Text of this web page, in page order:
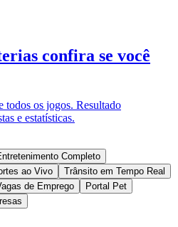
confira se você
os jogos. Resultado
e estatísticas.
Completo
ao Vivo
Trânsito em Tempo Real
de Emprego
Portal Pet